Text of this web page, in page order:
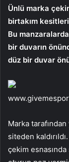
Ünlü marka
birtakım
Bu
bir duvarın
düz bir duvar
Marka
siteden
çekim esnasında